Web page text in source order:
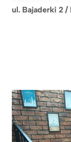
ul. Bajaderki 2 /